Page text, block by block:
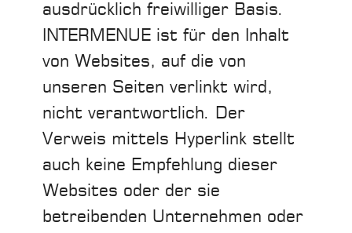
ausdrücklich freiwilliger Basis.
INTERMENUE ist für den Inhalt
von Websites, auf die von
unseren Seiten verlinkt wird,
nicht verantwortlich. Der
Verweis mittels Hyperlink stellt
auch keine Empfehlung dieser
Websites oder der sie
betreibenden Unternehmen oder